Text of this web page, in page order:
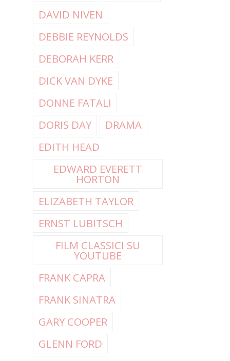
DAVID NIVEN
DEBBIE REYNOLDS
DEBORAH KERR
DICK VAN DYKE
DONNE FATALI
DORIS DAY
DRAMA
EDITH HEAD
EDWARD EVERETT
HORTON
ELIZABETH TAYLOR
ERNST LUBITSCH
FILM CLASSICI SU
YOUTUBE
FRANK CAPRA
FRANK SINATRA
GARY COOPER
GLENN FORD